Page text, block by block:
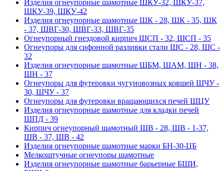
Изделия огнеупорные шамотные ШКУ-32, ШКУ-37,
ШКУ-39, ШКУ-42
Изделия огнеупорные шамотные ШК - 28, ШК - 35, ШК
- 37, ШВГ-30, ШВГ-33, ШВГ-35
Огнеупорный гнездовой кирпич ШСП - 32, ШСП - 35
Огнеупоры для сифонной разливки стали ШС - 28, ШС -
32
Изделия огнеупорные шамотные ШБМ, ШАМ, ШН - 38,
ШН - 37
Огнеупоры для футеровки чугуновозных ковшей ШЧУ -
30, ШЧУ - 37
Огнеупоры для футеровки вращающихся печей ШЦУ
Изделия огнеупорные шамотные для кладки печей
ШПД - 39
Кирпич огнеупорный шамотный ШВ - 28, ШВ - 1-37,
ШВ - 37, ШВ - 42
Изделия огнеупорные шамотные марки БН-30-ЦБ
Мелкоштучные огнеупоры шамотные
Изделия огнеупорные шамотные барьерные БШИ,